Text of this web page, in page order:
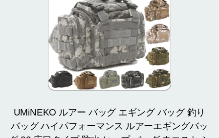
UMiNEKO ルアー バッグ エギング バッグ 釣り
バッグ ハイパフォーマンス ルアーエギングバッ